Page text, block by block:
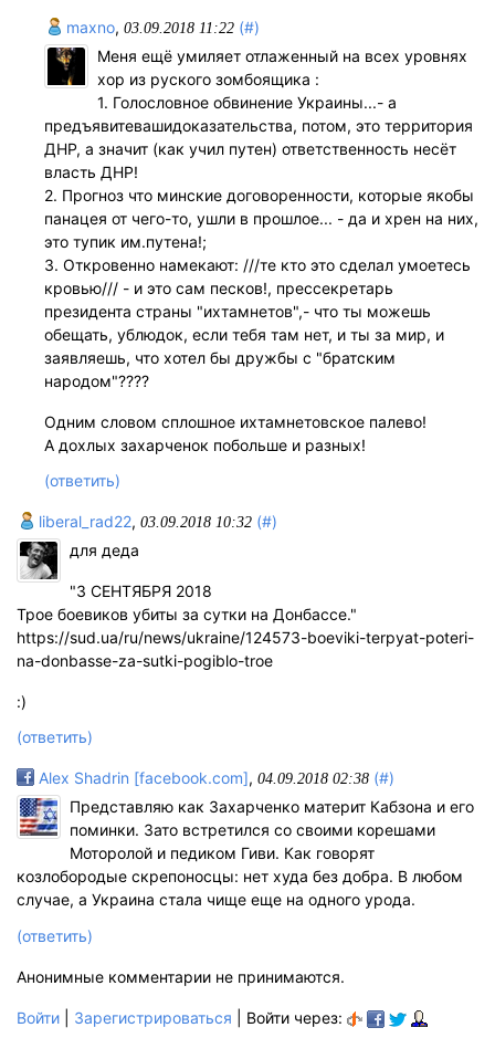
maxno, 03.09.2018 11:22 (#)
Меня ещё умиляет отлаженный на всех уровнях
хор из руского зомбоящика :
1. Голословное обвинение Украины...- а
предъявитевашидоказательства, потом, это территория
ДНР, а значит (как учил путен) ответственность несёт
власть ДНР!
2. Прогноз что минские договоренности, которые якобы
панацея от чего-то, ушли в прошлое... - да и хрен на них,
это тупик им.путена!;
3. Откровенно намекают: ///те кто это сделал умоетесь
кровью/// - и это сам песков!, прессекретарь
президента страны "ихтамнетов",- что ты можешь
обещать, ублюдок, если тебя там нет, и ты за мир, и
заявляешь, что хотел бы дружбы с "братским
народом"????
Одним словом сплошное ихтамнетовское палево!
А дохлых захарченок побольше и разных!
(ответить)
liberal_rad22, 03.09.2018 10:32 (#)
для деда
"3 СЕНТЯБРЯ 2018
Трое боевиков убиты за сутки на Донбассе."
https://sud.ua/ru/news/ukraine/124573-boeviki-terpyat-poteri-
na-donbasse-za-sutki-pogiblo-troe
:)
(ответить)
Alex Shadrin [facebook.com], 04.09.2018 02:38 (#)
Представляю как Захарченко материт Кабзона и егo
поминки. Зато встретился со своими корешами
Моторолой и педиком Гиви. Как говорят
козлобородые скрепоносцы: нет худа без добра. В любом
случае, а Украина стала чище еще на одного урода.
(ответить)
Анонимные комментарии не принимаются.
Войти Зарегистрироваться | Войти через: